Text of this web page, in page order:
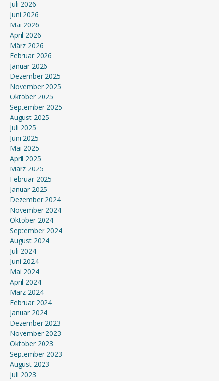
Juli 2026
Juni 2026
Mai 2026
April 2026
März 2026
Februar 2026
Januar 2026
Dezember 2025
November 2025
Oktober 2025
September 2025
August 2025
Juli 2025
Juni 2025
Mai 2025
April 2025
März 2025
Februar 2025
Januar 2025
Dezember 2024
November 2024
Oktober 2024
September 2024
August 2024
Juli 2024
Juni 2024
Mai 2024
April 2024
März 2024
Februar 2024
Januar 2024
Dezember 2023
November 2023
Oktober 2023
September 2023
August 2023
Juli 2023